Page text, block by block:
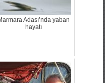
Marmara Adası’nda yaban
hayatı